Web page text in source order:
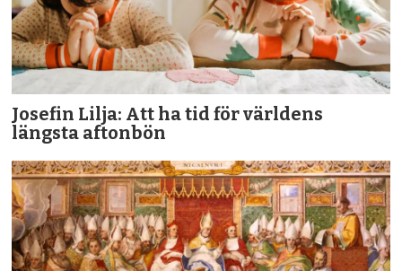
Josefin Lilja: Att ha tid för världens
längsta aftonbön